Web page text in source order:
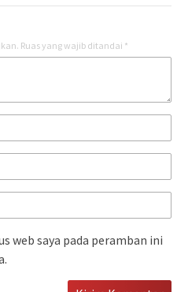
Ruas yang wajib ditandai *
web saya pada peramban ini